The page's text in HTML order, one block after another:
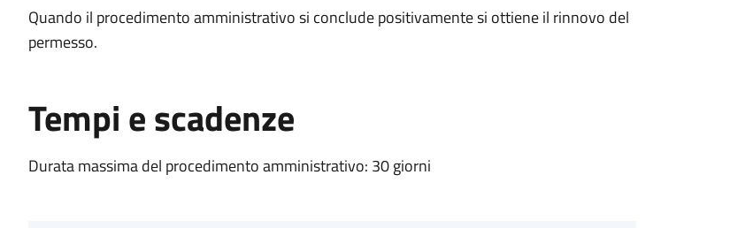
Quando il procedimento amministrativo si conclude positivamente si ottiene il rinnovo del
permesso.
Tempi e scadenze
Durata massima del procedimento amministrativo: 30 giorni